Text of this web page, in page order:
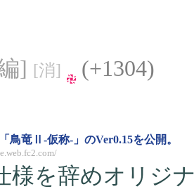
] [消]
(+1304)
鳥竜Ⅱ-仮称-」のVer0.15を公開。
様を辞めオリジ